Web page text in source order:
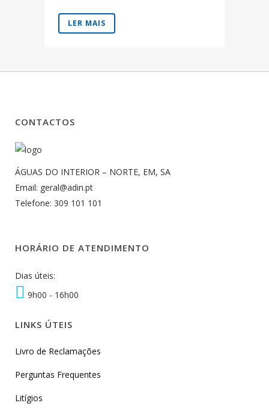
LER MAIS
CONTACTOS
ÁGUAS DO INTERIOR – NORTE, EM, SA
Email: geral@adin.pt
Telefone: 309 101 101
HORÁRIO DE ATENDIMENTO
Dias úteis:
9h00 - 16h00
LINKS ÚTEIS
Livro de Reclamações
Perguntas Frequentes
Litígios